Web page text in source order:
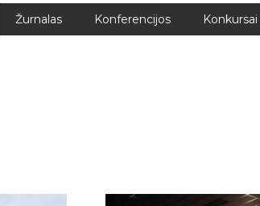
Žurnalas Konferencijos Konkursai